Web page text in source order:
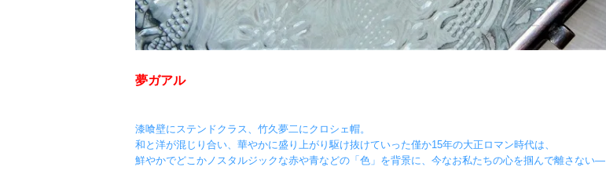
夢ガアル
漆喰壁にステンドクラス、竹久夢二にクロシェ帽。
和と洋が混じり合い、華やかに盛り上がり駆け抜けていった僅か15年の大正ロマン時代は、
鮮やかでどこかノスタルジックな赤や青などの「色」を背景に、今なお私たちの心を掴んで離さない―